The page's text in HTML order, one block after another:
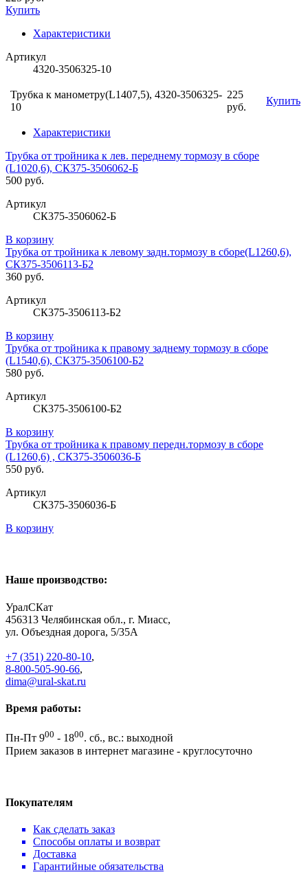
Купить
Характеристики
Артикул
4320-3506325-10
Трубка к манометру(L1407,5), 4320-3506325-
10
225
руб.
Купить
Характеристики
Трубка от тройника к лев. переднему тормозу в сборе
(L1020,6), СК375-3506062-Б
500 руб.
Артикул
СК375-3506062-Б
В корзину
Трубка от тройника к левому задн.тормозу в сборе(L1260,6),
СК375-3506113-Б2
360 руб.
Артикул
СК375-3506113-Б2
В корзину
Трубка от тройника к правому заднему тормозу в сборе
(L1540,6), СК375-3506100-Б2
580 руб.
Артикул
СК375-3506100-Б2
В корзину
Трубка от тройника к правому передн.тормозу в сборе
(L1260,6) , СК375-3506036-Б
550 руб.
Артикул
СК375-3506036-Б
В корзину
Наше производство:
УралСКат
456313 Челябинская обл., г. Миасс,
ул. Объездная дорога, 5/35А
+7 (351) 220-80-10,
8-800-505-90-66,
dima@ural-skat.ru
Время работы:
Пн-Пт 900 - 1800. сб., вс.: выходной
Прием заказов в интернет магазине - круглосуточно
Покупателям
Как сделать заказ
Способы оплаты и возврат
Доставка
Гарантийные обязательства